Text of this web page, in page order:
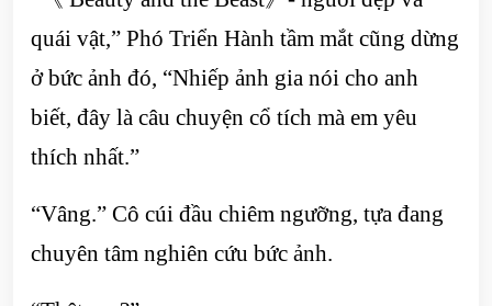
quái vật,” Phó Triển Hành tầm mắt cũng dừng
ở bức ảnh đó, “Nhiếp ảnh gia nói cho anh
biết, đây là câu chuyện cổ tích mà em yêu
thích nhất.”
“Vâng.” Cô cúi đầu chiêm ngưỡng, tựa đang
chuyên tâm nghiên cứu bức ảnh.